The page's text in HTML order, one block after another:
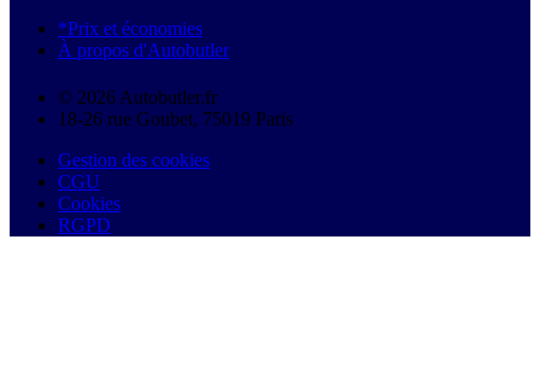
*Prix et économies
À propos d'Autobutler
© 2026 Autobutler.fr
18-26 rue Goubet, 75019 Paris
Gestion des cookies
CGU
Cookies
RGPD